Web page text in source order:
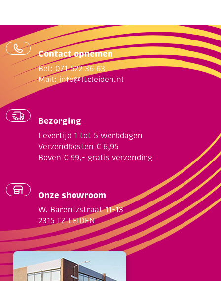
Contact opnemen
Bel: 071 522 36 63
Mail: info@ltcleiden.nl
Bezorging
Levertijd 1 tot 5 werkdagen
Verzendkosten € 6,95
Boven € 99,- gratis verzending
Onze showroom
W. Barentzstraat 11-13
2315 TZ LEIDEN